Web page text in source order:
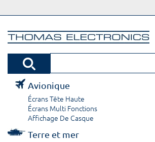
Avionique
Écrans Tête Haute
Écrans Multi Fonctions
Affichage De Casque
Terre et mer